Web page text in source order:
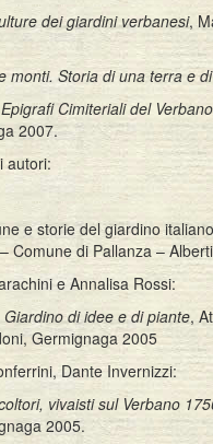
dei giardini verbanesi,
monti. Storia di una terra e
Cimiteriali del
2007.
autori:
e storie del giardino
Comune di Pallanza –
e Annalisa Rossi:
di idee e di piante,
Germignaga 2005
Dante Invernizzi:
vivaisti sul Verbano
2005.